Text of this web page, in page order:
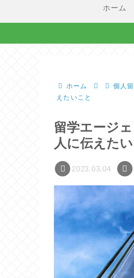
ホーム
ホーム 個人
えたいこと
留学エージ
人に伝えた
2023.03.04